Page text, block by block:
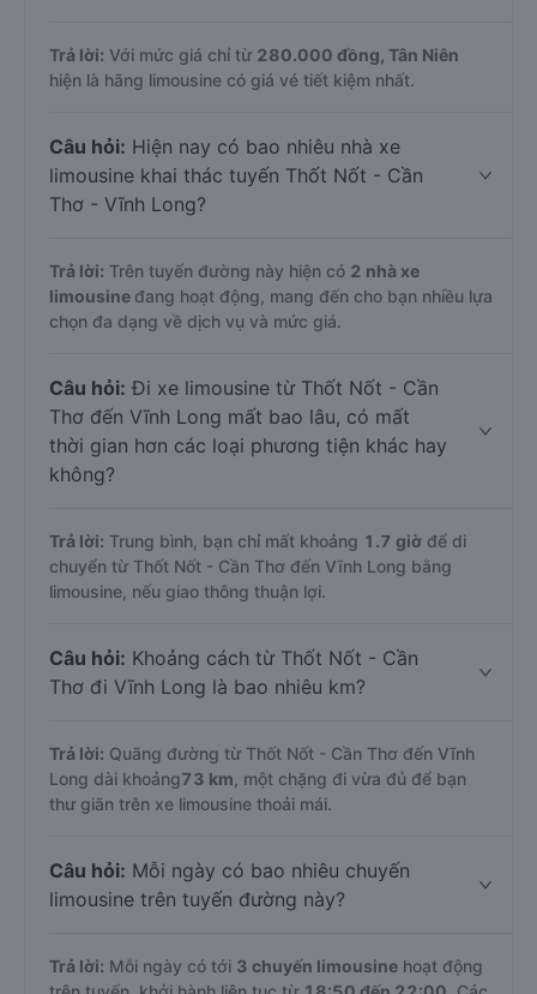
Trả lời: Với mức giá chỉ từ 280.000 đồng, Tân Niên
hiện là hãng limousine có giá vé tiết kiệm nhất.
Câu hỏi: Hiện nay có bao nhiêu nhà xe
limousine khai thác tuyến Thốt Nốt - Cần
Thơ - Vĩnh Long?
Trả lời: Trên tuyến đường này hiện có 2 nhà xe
limousine đang hoạt động, mang đến cho bạn nhiều lựa
chọn đa dạng về dịch vụ và mức giá.
Câu hỏi: Đi xe limousine từ Thốt Nốt - Cần
Thơ đến Vĩnh Long mất bao lâu, có mất
thời gian hơn các loại phương tiện khác hay
không?
Trả lời: Trung bình, bạn chỉ mất khoảng 1.7 giờ để di
chuyển từ Thốt Nốt - Cần Thơ đến Vĩnh Long bằng
limousine, nếu giao thông thuận lợi.
Câu hỏi: Khoảng cách từ Thốt Nốt - Cần
Thơ đi Vĩnh Long là bao nhiêu km?
Trả lời: Quãng đường từ Thốt Nốt - Cần Thơ đến Vĩnh
Long dài khoảng73 km , một chặng đi vừa đủ để bạn
thư giãn trên xe limousine thoải mái.
Câu hỏi: Mỗi ngày có bao nhiêu chuyến
limousine trên tuyến đường này?
Trả lời: Mỗi ngày có tới 3 chuyến limousine hoạt động